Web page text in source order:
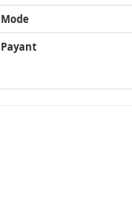
Mode
Payant